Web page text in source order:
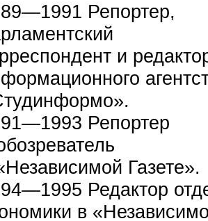
Репортер,
и
Репортер
Газете».
Редактор
в